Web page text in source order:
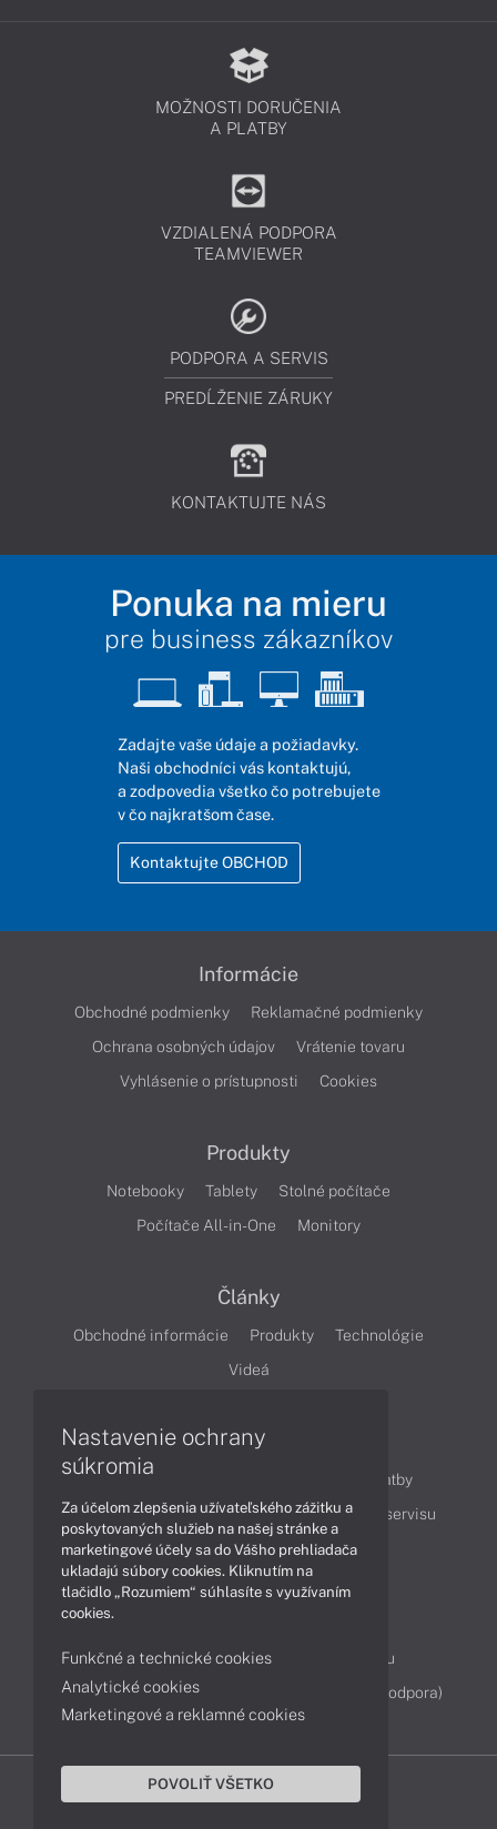
MOŽNOSTI DORUČENIA
A PLATBY
VZDIALENÁ PODPORA
TEAMVIEWER
PODPORA A SERVIS
PREDĹŽENIE ZÁRUKY
KONTAKTUJTE NÁS
Ponuka na mieru
pre business zákazníkov
Zadajte vaše údaje a požiadavky.
Naši obchodníci vás kontaktujú,
a zodpovedia všetko čo potrebujete
v čo najkratšom čase.
Kontaktujte OBCHOD
Informácie
Obchodné podmienky
Reklamačné podmienky
Ochrana osobných údajov
Vrátenie tovaru
Vyhlásenie o prístupnosti
Cookies
Produkty
Notebooky Tablety
Stolné počítače
Počítače All-in-One
Monitory
Články
Obchodné informácie Produkty
Technológie
Videá
Obsah
Ako nakupovať
Možnosti doručenia a platby
Podpora a servis
Servisné služby Cenník servisu
Kontakty
Servisné oddelenie
Reklamácia tovaru
Diagnostiky online
TeamViewer (vzdialená podpora)
Nastavenie ochrany
súkromia
Za účelom zlepšenia užívateľského zážitku a
poskytovaných služieb na našej stránke a
marketingové účely sa do Vášho prehliadača
ukladajú súbory cookies. Kliknutím na
tlačidlo „Rozumiem“ súhlasíte s využívaním
cookies.
Funkčné a technické cookies
Analytické cookies
Marketingové a reklamné cookies
POVOLIŤ VŠETKO